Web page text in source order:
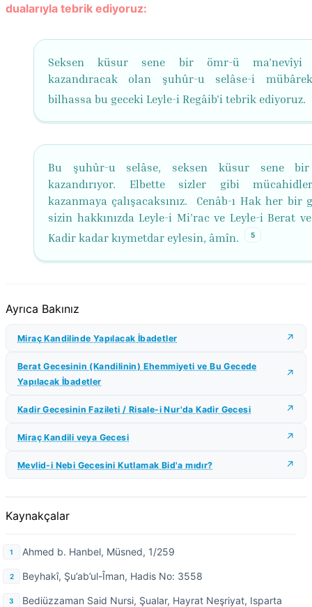
dualarıyla tebrik ediyoruz:
Seksen küsur sene bir ömr-ü ma’nevîyi
kazandıracak olan şuhûr-u selâse-i
bilhassa bu geceki Leyle-i Regâib'i tebrik ediyoruz.
Bu şuhûr-u selâse, seksen küsur sene
kazandırıyor. Elbette sizler gibi
kazanmaya çalışacaksınız. Cenâb-ı Hak her bir
sizin hakkınızda Leyle-i Mi’rac ve Leyle-i Berat
Kadir kadar kıymetdar eylesin, âmîn.
5
Ayrıca Bakınız
Miraç Kandilinde Yapılacak İbadetler
Berat Gecesinin (Kandilinin) Ehemmiyeti ve Bu Gecede
Yapılacak İbadetler
Kadir Gecesinin Fazileti / Risale-i Nur'da Kadir Gecesi
Miraç Kandili veya Gecesi
Mevlid-i Nebi Gecesini Kutlamak Bid'a mıdır?
Kaynakçalar
Ahmed b. Hanbel, Müsned, 1/259
Beyhakî, Şu’ab’ul-Îman, Hadis No: 3558
Bediüzzaman Said Nursi, Şualar, Hayrat Neşriyat, Isparta